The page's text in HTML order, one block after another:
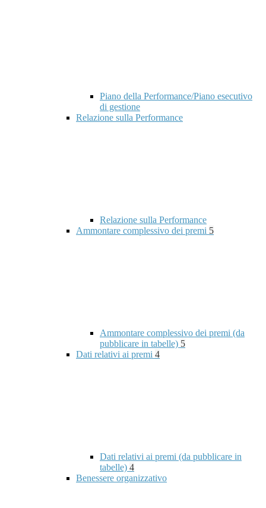
Piano della Performance/Piano esecutivo
di gestione
Relazione sulla Performance
Relazione sulla Performance
Ammontare complessivo dei premi 5
Ammontare complessivo dei premi (da
pubblicare in tabelle) 5
Dati relativi ai premi 4
Dati relativi ai premi (da pubblicare in
tabelle) 4
Benessere organizzativo